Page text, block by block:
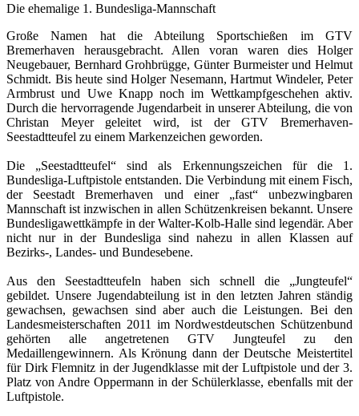
Die ehemalige 1. Bundesliga-Mannschaft
Große Namen hat die Abteilung Sportschießen im GTV
Bremerhaven herausgebracht. Allen voran waren dies Holger
Neugebauer, Bernhard Grohbrügge, Günter Burmeister und Helmut
Schmidt. Bis heute sind Holger Nesemann, Hartmut Windeler, Peter
Armbrust und Uwe Knapp noch im Wettkampfgeschehen aktiv.
Durch die hervorragende Jugendarbeit in unserer Abteilung, die von
Christan Meyer geleitet wird, ist der GTV Bremerhaven-
Seestadtteufel zu einem Markenzeichen geworden.
Die „Seestadtteufel“ sind als Erkennungszeichen für die 1.
Bundesliga-Luftpistole entstanden. Die Verbindung mit einem Fisch,
der Seestadt Bremerhaven und einer „fast“ unbezwingbaren
Mannschaft ist inzwischen in allen Schützenkreisen bekannt. Unsere
Bundesligawettkämpfe in der Walter-Kolb-Halle sind legendär. Aber
nicht nur in der Bundesliga sind nahezu in allen Klassen auf
Bezirks-, Landes- und Bundesebene.
Aus den Seestadtteufeln haben sich schnell die „Jungteufel“
gebildet. Unsere Jugendabteilung ist in den letzten Jahren ständig
gewachsen, gewachsen sind aber auch die Leistungen. Bei den
Landesmeisterschaften 2011 im Nordwestdeutschen Schützenbund
gehörten alle angetretenen GTV Jungteufel zu den
Medaillengewinnern. Als Krönung dann der Deutsche Meistertitel
für Dirk Flemnitz in der Jugendklasse mit der Luftpistole und der 3.
Platz von Andre Oppermann in der Schülerklasse, ebenfalls mit der
Luftpistole.